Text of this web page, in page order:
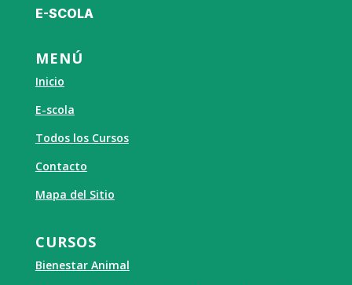
a
b
o
o
i
e
d
E-SCOLA
MENÚ
Inicio
E-scola
Todos los Cursos
Contacto
Mapa del Sitio
CURSOS
Bienestar Animal